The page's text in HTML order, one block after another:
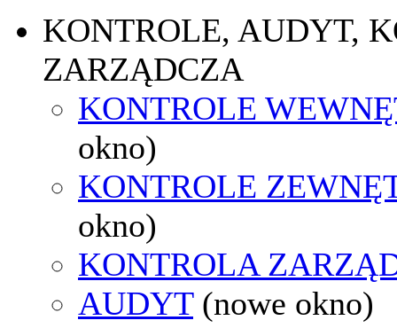
KONTROLE, AUDYT,
ZARZĄDCZA
KONTROLE
okno)
KONTROLE
okno)
KONTROLA
AUDYT (nowe okno)